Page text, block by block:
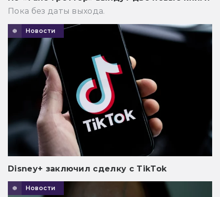
Пока без даты выхода.
Новости
Disney+ заключил сделку с TikTok
Новости